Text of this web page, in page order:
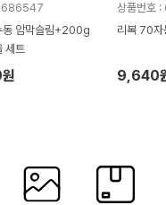
686547
동 암막슬림+200g
세트
상품번호
리복 70자
9,640